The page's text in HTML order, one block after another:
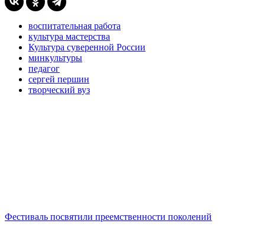
воспитательная работа
культура мастерства
Культура суверенной России
минкультуры
педагог
сергей першин
творческий вуз
Фестиваль посвятили преемственности поколений